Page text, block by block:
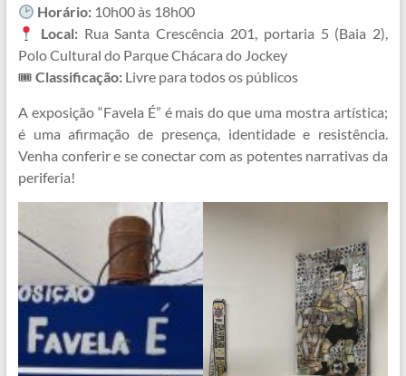
Horário:10h00 às 18h00
Local:Rua Santa Crescência 201, portaria 5 (Baia 2),
Polo Cultural do Parque Chácara do Jockey
🎟 Classificação:Livre para todos os públicos
A exposição “Favela É” é mais do que uma mostra artística;
é uma afirmação de presença, identidade e resistência.
Venha conferir e se conectar com as potentes narrativas da
periferia!